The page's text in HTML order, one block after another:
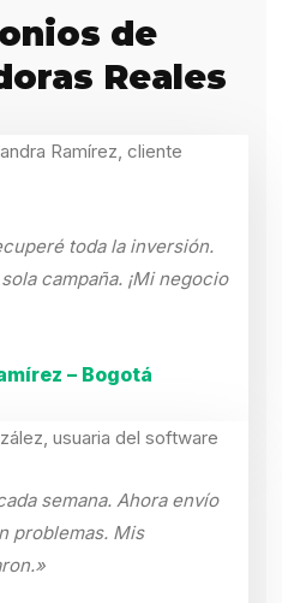
de
Reales
toda la inversión.
campaña. ¡Mi negocio
– Bogotá
semana. Ahora envío
problemas. Mis